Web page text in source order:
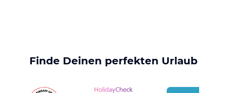
Finde Deinen perfekten Urlaub